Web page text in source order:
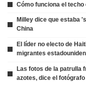
Cómo funciona el techo
Milley dice que estaba
China
El líder no electo de
migrantes
Las fotos de la patrulla
azotes, dice el fotógrafo